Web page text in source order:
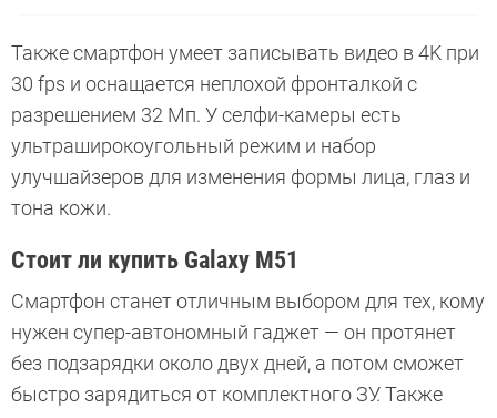
Также смартфон умеет записывать видео в 4K при
30 fps и оснащается неплохой фронталкой с
разрешением 32 Мп. У селфи-камеры есть
ультраширокоугольный режим и набор
улучшайзеров для изменения формы лица, глаз и
тона кожи.
Стоит ли купить Galaxy M51
Смартфон станет отличным выбором для тех, кому
нужен супер-автономный гаджет — он протянет
без подзарядки около двух дней, а потом сможет
быстро зарядиться от комплектного ЗУ. Также